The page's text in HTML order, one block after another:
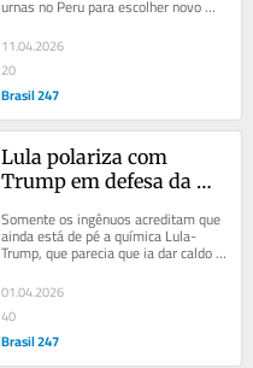
urnas no Peru para escolher novo
presidente, representantes
parlamentares, em...
11.04.2026
20
Brasil 247
Lula polariza com
Trump em defesa da
contrapõe-se ao
entreguismo de
disputa eleitoral
Somente os ingênuos acreditam que
ainda está de pé a química Lula-
Trump, que parecia que ia dar caldo
grosso, quando o imperador de
Washington...
01.04.2026
40
Brasil 247